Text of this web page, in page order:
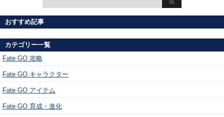
おすすめ記事
カテゴリー一覧
Fate GO 攻略
Fate GO キャラクター
Fate GO アイテム
Fate GO 育成・進化